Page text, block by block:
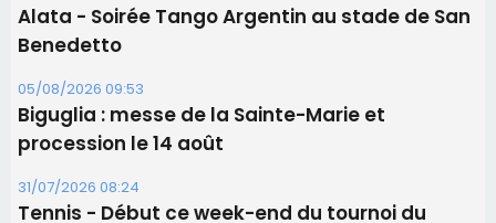
31/07/2026 08:22
82ème anniversaire de la disparition du
Commandant Antoine de Saint Exupery
Les plus lus